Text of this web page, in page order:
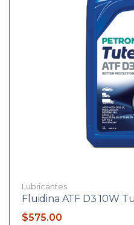
Lubricantes
Fluidina ATF D3 10W
$575.00